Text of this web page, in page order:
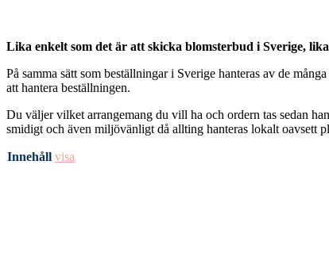
Lika enkelt som det är att skicka blomsterbud i Sverige,
På samma sätt som beställningar i Sverige hanteras av de
att hantera beställningen.
Du väljer vilket arrangemang du vill ha och ordern tas sedan
smidigt och även miljövänligt då allting hanteras lokalt oavsett
Innehåll visa